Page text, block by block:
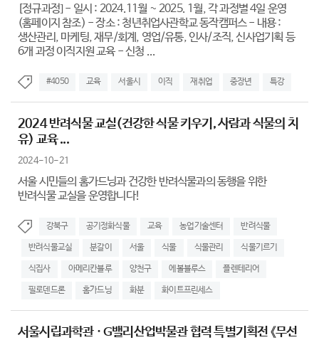
[정규과정] - 일시 : 2024.11월 ~ 2025. 1월, 각 과정별 4일 운영
(홈페이지 참조) - 장소 : 청년취업사관학교 동작캠퍼스 - 내용 :
생산관리, 마케팅, 재무/회계, 영업/유통, 인사/조직, 신사업기획 등
6개 과정 이직지원 교육 - 신청 ...
#4050 교육 서울시 이직 재취업 중장년 특강
2024 반려식물 교실(건강한 식물 키우기, 사람과 식물의 치
유) 교육 ...
2024-10-21
서울 시민들의 홈가드닝과 건강한 반려식물과의 동행을 위한
반려식물 교실을 운영합니다!
강북구 공기정화식물 교육 농업기술센터 반려식물
반려식물교실 분갈이 서울 식물 식물관리 식물기르기
식집사 아메리칸블루 양천구 에볼블루스 플렌테리어
필로덴드론 홈가드닝 화분 화이트프린세스
서울시립과학관 · G밸리산업박물관 협력 특별기획전 《무선